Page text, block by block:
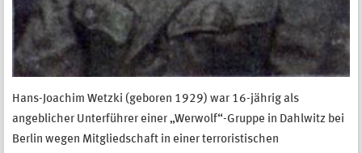
Hans-Joachim Wetzki (geboren 1929) war 16-jährig als
angeblicher Unterführer einer „Werwolf“-Gruppe in Dahlwitz bei
Berlin wegen Mitgliedschaft in einer terroristischen